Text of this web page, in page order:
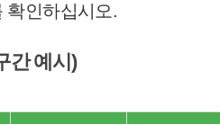
확인하십시오.
간 예시)